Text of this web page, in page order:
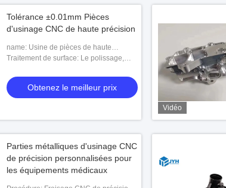
Tolérance ±0.01mm Pièces
d'usinage CNC de haute précision
name: Usine de pièces de haute
précision
Traitement de surface: Le polissage,
Obtenez le meilleur prix
Vidéo
Parties métalliques d'usinage CNC
de précision personnalisées pour
les équipements médicaux